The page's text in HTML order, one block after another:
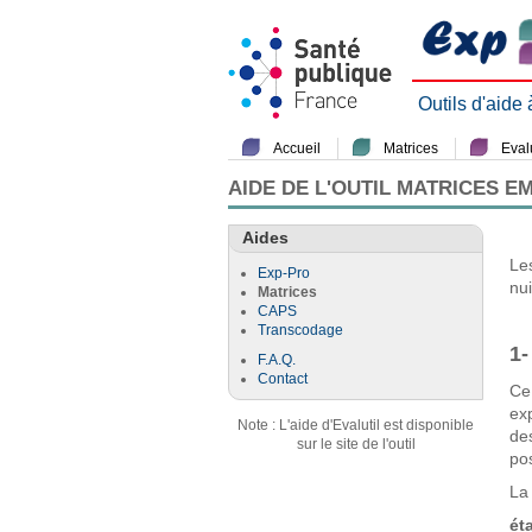
Outils d'aide
Accueil Matrices
AIDE DE L'OUTIL MATRICES
Aides
Exp-Pro
Matrices
CAPS
Transcodage
F.A.Q.
Contact
Note : L'aide d'Evalutil est disponible
sur le site de l'outil